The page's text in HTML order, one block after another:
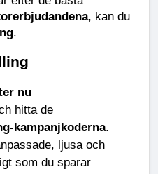
, kan du
.
nu
hitta de
kampanjkoderna.
ljusa och
som du sparar